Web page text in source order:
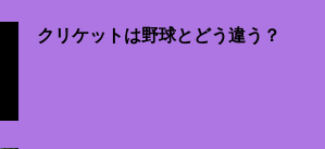
クリケットは野球とどう違う？